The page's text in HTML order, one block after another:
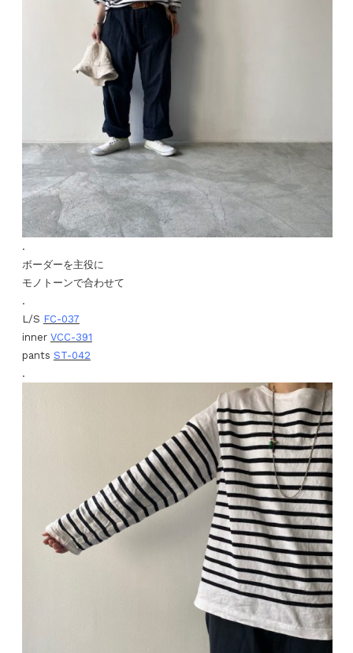
.
ボーダーを主役に
モノトーンで合わせて
.
L/S FC-037
inner VCC-391
pants ST-042
.